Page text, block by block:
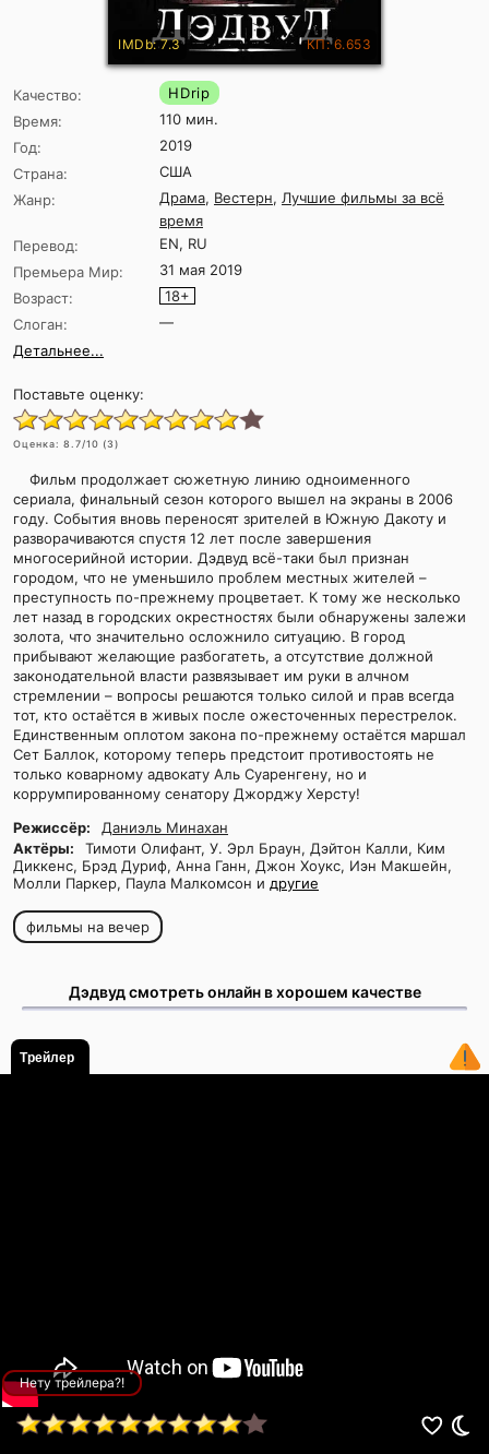
IMDb: 7.3 КП: 6.653
Качество:
HDrip
Время:
110 мин.
Год:
2019
Страна:
США
Жанр:
Драма, Вестерн, Лучшие фильмы за всё
время
Перевод:
EN, RU
Премьера Мир:
31 мая 2019
Возраст:
18+
Слоган:
—
Детальнее...
Поставьте оценку:
Оценка: 8.7/10 (3)
Фильм продолжает сюжетную линию одноименного
сериала, финальный сезон которого вышел на экраны в 2006
году. События вновь переносят зрителей в Южную Дакоту и
разворачиваются спустя 12 лет после завершения
многосерийной истории. Дэдвуд всё-таки был признан
городом, что не уменьшило проблем местных жителей –
преступность по-прежнему процветает. К тому же несколько
лет назад в городских окрестностях были обнаружены залежи
золота, что значительно осложнило ситуацию. В город
прибывают желающие разбогатеть, а отсутствие должной
законодательной власти развязывает им руки в алчном
стремлении – вопросы решаются только силой и прав всегда
тот, кто остаётся в живых после ожесточенных перестрелок.
Единственным оплотом закона по-прежнему остаётся маршал
Сет Баллок, которому теперь предстоит противостоять не
только коварному адвокату Аль Суаренгену, но и
коррумпированному сенатору Джорджу Херсту!
Режиссёр:
Даниэль Минахан
Актёры:
Тимоти Олифант, У. Эрл Браун, Дэйтон Калли, Ким
Диккенс, Брэд Дуриф, Анна Ганн, Джон Хоукс, Иэн Макшейн,
Молли Паркер, Паула Малкомсон и другие
фильмы на вечер
Дэдвуд смотреть онлайн в хорошем качестве
Трейлер
Нету трейлера?!